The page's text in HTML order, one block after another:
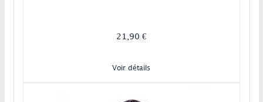
21,90 €
Voir détails